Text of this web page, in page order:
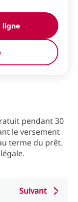
ligne
pendant 30
le versement
terme du prêt.
Suivant